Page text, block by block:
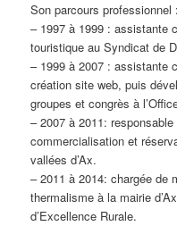
Son parcours professionnel :
– 1997 à 1999 : assistante
touristique au Syndicat de
– 1999 à 2007 : assistante
création site web, puis
groupes et congrès à
– 2007 à 2011:
commercialisation et
vallées d’Ax.
– 2011 à 2014: chargée de
thermalisme à la mairie
d’Excellence Rurale.